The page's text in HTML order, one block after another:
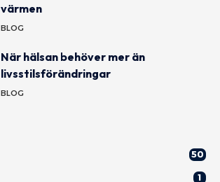
värmen
BLOG
När hälsan behöver mer än
livsstilsförändringar
BLOG
50
1